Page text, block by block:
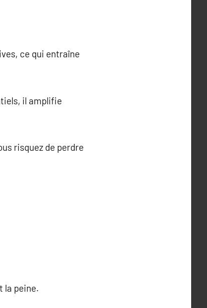
ce qui entraîne
il amplifie
risquez de perdre
la peine.